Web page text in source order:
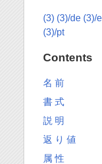
(3) (3)/de (3)/
(3)/pt
Contents
名 前
書 式
説 明
返 り 値
属 性